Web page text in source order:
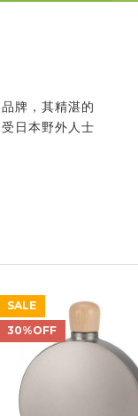
牌，其精湛的
日本野外人士
SALE
30%OFF